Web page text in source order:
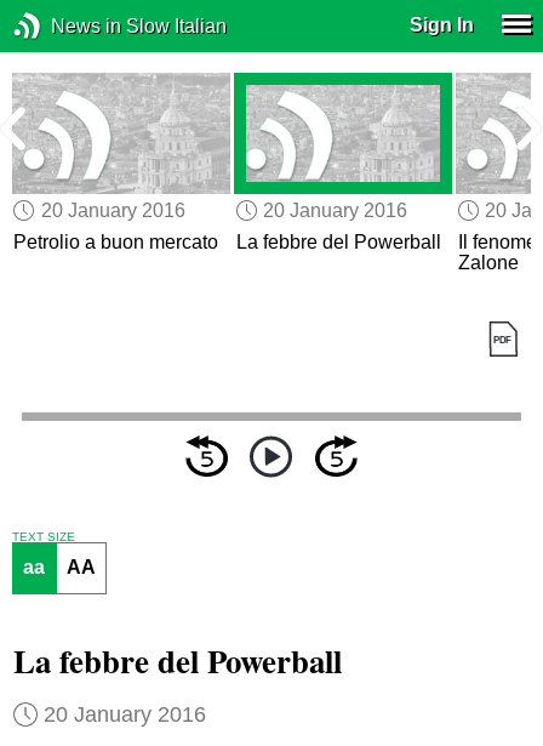
News in Slow Italian Sign In
20 January 2016
Petrolio a buon mercato
20 January 2016
La febbre del Powerball
20
Il
Zalone
TEXT SIZE
aa AA
La febbre del Powerball
20 January 2016